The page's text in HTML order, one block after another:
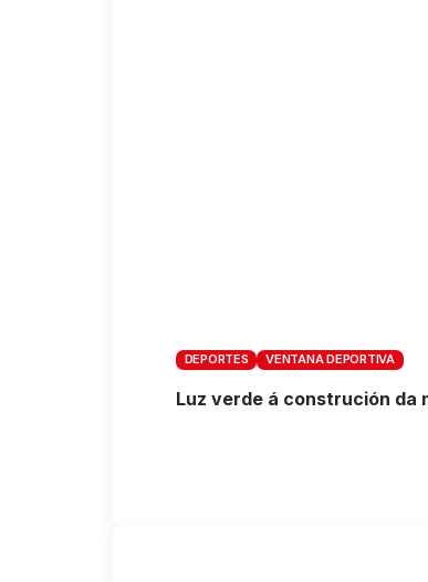
DEPORTES VENTANA DEPORTIVA
Luz verde á construción da